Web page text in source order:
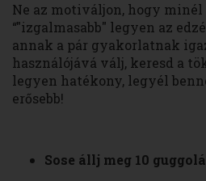
Ne az motiváljon, hogy minél
“"izgalmasabb" legyen az
annak a pár gyakorlatnak
használójává válj, keresd a
legyen hatékony, legyél
erősebb!
Sose állj meg 10